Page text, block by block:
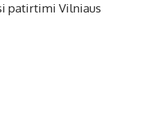
patirtimi Vilniaus